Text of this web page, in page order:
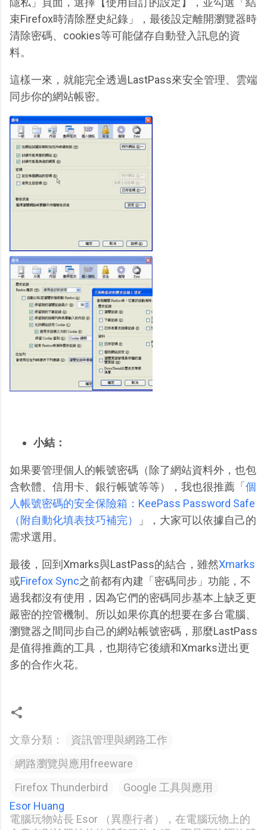
束Firefox時清除歷史紀錄」，最後設定離開瀏覽器時
清除密碼、cookies等可能儲存自動登入訊息的資
料。
這樣一來，就能完全透過LastPass來安全管理、雲端
同步你的網站帳密。
小結：
如果要管理個人的帳號密碼（除了網站資料外，也包
含軟體、信用卡、銀行帳號等等），我也很推薦「 個
人帳號密碼的安全保險箱：KeePass Password Safe
（附自動化填表技巧補完）
」，大家可以依據自己的
需求選用。
最後，回到Xmarks與LastPass的結合，雖然Xmarks
或Firefox Sync之前都有內建「密碼同步」功能，不
過我都沒有使用，因為它們的密碼同步基本上缺乏更
嚴密的控管機制。所以如果你真的想要在多台電腦、
瀏覽器之間同步自己的網站帳號密碼，那麼LastPass
是值得推薦的工具，也期待它後續和Xmarks迸出更
多的合作火花。
文章分類：
資訊管理與網路工作
網路瀏覽與應用freeware
Firefox Thunderbird
Google 工具與應用
Esor Huang
電腦玩物站長 Esor （異塵行者），在電腦玩物上的